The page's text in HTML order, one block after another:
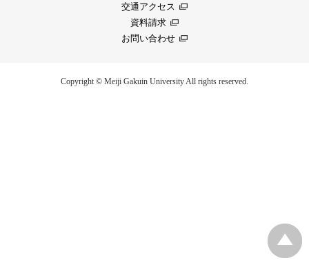
交通アクセス
資料請求
お問い合わせ
Copyright © Meiji Gakuin University All rights reserved.